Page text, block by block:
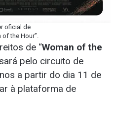
oficial de
of the Hour”.
de “Woman of the
pelo circuito de
a partir do dia 11 de
à plataforma de